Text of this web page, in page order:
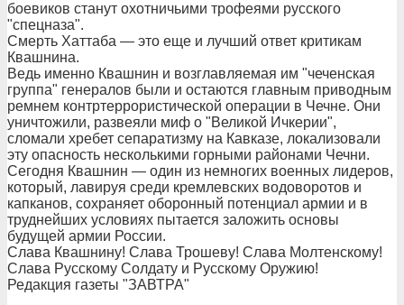
боевиков станут охотничьими трофеями русского
"спецназа".
Смерть Хаттаба — это еще и лучший ответ критикам
Квашнина.
Ведь именно Квашнин и возглавляемая им "чеченская
группа" генералов были и остаются главным приводным
ремнем контртеррористической операции в Чечне. Они
уничтожили, развеяли миф о "Великой Ичкерии",
сломали хребет сепаратизму на Кавказе, локализовали
эту опасность несколькими горными районами Чечни.
Сегодня Квашнин — один из немногих военных лидеров,
который, лавируя среди кремлевских водоворотов и
капканов, сохраняет оборонный потенциал армии и в
труднейших условиях пытается заложить основы
будущей армии России.
Слава Квашнину! Слава Трошеву! Слава Молтенскому!
Слава Русскому Солдату и Русскому Оружию!
Редакция газеты "ЗАВТРА"